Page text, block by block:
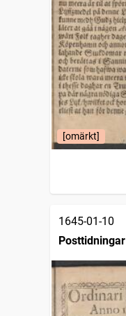
[omärkt]
1645-01-10
Posttidningar